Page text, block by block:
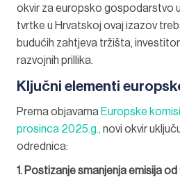
okvir za europsko gospodarstvo
tvrtke u Hrvatskoj ovaj izazov
budućih zahtjeva tržišta,
razvojnih prillika.
Ključni elementi
Prema objavama Europske
prosinca 2025.g., novi okvir
odrednica:
1. Postizanje smanjenja emisija